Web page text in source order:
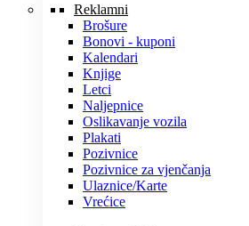
Reklamni
Brošure
Bonovi - kuponi
Kalendari
Knjige
Letci
Naljepnice
Oslikavanje vozila
Plakati
Pozivnice
Pozivnice za vjenčanja
Ulaznice/Karte
Vrećice